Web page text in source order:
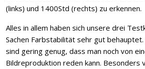
(links) und 1400Std (rechts) zu erkennen.
Alles in allem haben sich unsere drei
Sachen Farbstabilität sehr gut behauptet.
sind gering genug, dass man noch von
Bildreproduktion reden kann. Besonders